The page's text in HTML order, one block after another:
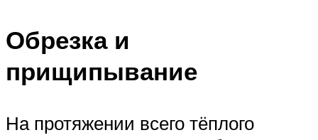
Обрезка и
прищипывание
На протяжении всего тёплого